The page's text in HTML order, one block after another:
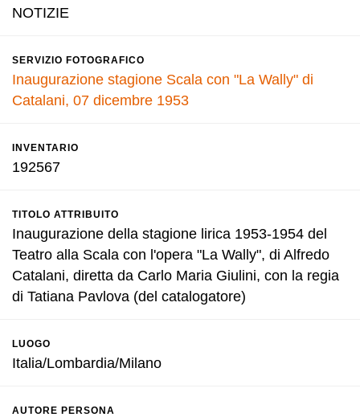
NOTIZIE
SERVIZIO FOTOGRAFICO
Inaugurazione stagione Scala con "La Wally" di
Catalani, 07 dicembre 1953
INVENTARIO
192567
TITOLO ATTRIBUITO
Inaugurazione della stagione lirica 1953-1954 del
Teatro alla Scala con l'opera "La Wally", di Alfredo
Catalani, diretta da Carlo Maria Giulini, con la regia
di Tatiana Pavlova (del catalogatore)
LUOGO
Italia/Lombardia/Milano
AUTORE PERSONA